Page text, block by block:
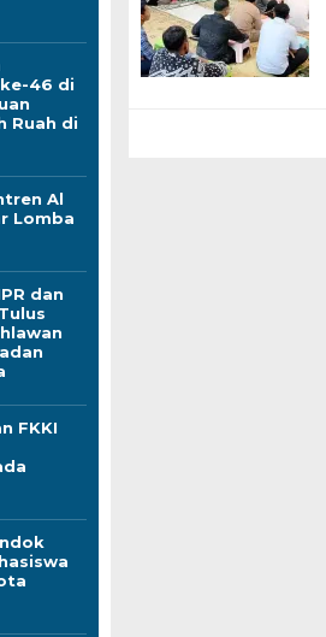
ke-46 di
Ruah di
Al
Lomba
dan
FKKI